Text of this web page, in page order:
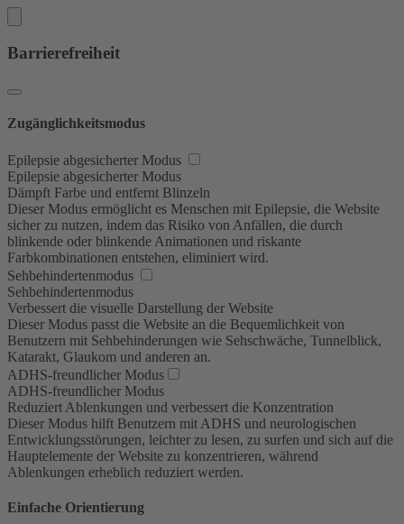
Barrierefreiheit
Zugänglichkeitsmodus
Epilepsie abgesicherter Modus
Epilepsie abgesicherter Modus
Dämpft Farbe und entfernt Blinzeln
Dieser Modus ermöglicht es Menschen mit Epilepsie, die Website
sicher zu nutzen, indem das Risiko von Anfällen, die durch
blinkende oder blinkende Animationen und riskante
Farbkombinationen entstehen, eliminiert wird.
Sehbehindertenmodus
Sehbehindertenmodus
Verbessert die visuelle Darstellung der Website
Dieser Modus passt die Website an die Bequemlichkeit von
Benutzern mit Sehbehinderungen wie Sehschwäche, Tunnelblick,
Katarakt, Glaukom und anderen an.
ADHS-freundlicher Modus
ADHS-freundlicher Modus
Reduziert Ablenkungen und verbessert die Konzentration
Dieser Modus hilft Benutzern mit ADHS und neurologischen
Entwicklungsstörungen, leichter zu lesen, zu surfen und sich auf die
Hauptelemente der Website zu konzentrieren, während
Ablenkungen erheblich reduziert werden.
Einfache Orientierung